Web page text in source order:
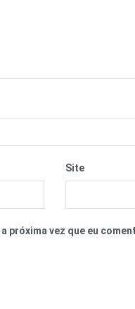
Site
próxima vez que eu